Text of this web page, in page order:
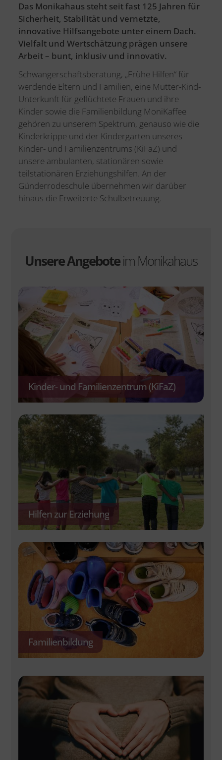
Das Monikahaus steht seit fast 125 Jahren für
Sicherheit, Stabilität und vernetzte,
innovative Hilfsangebote unter einem Dach.
Vielfalt und Wertschätzung prägen unsere
Arbeit – bunt, inklusiv und innovativ.
Schwangerschaftsberatung, „Frühe Hilfen“ für
werdende Eltern und Familien, eine Mutter-Kind-
Unterkunft für geflüchtete Frauen und ihre
Kinder sowie die Familienbildung MoniKaffee
gehören zu unserem Spektrum, genauso wie die
Kinderkrippe und der Kindergarten unseres
Kinder- und Familienzentrums (KiFaZ) und
unsere ambulanten, stationären sowie
teilstationären Erziehungshilfen. An der
Günderrodeschule übernehmen wir darüber
hinaus die Erweiterte Schulbetreuung.
Unsere Angeboteim Monikahaus
Kinder- und Familienzentrum (KiFaZ)
Hilfen zur Erziehung
Familienbildung